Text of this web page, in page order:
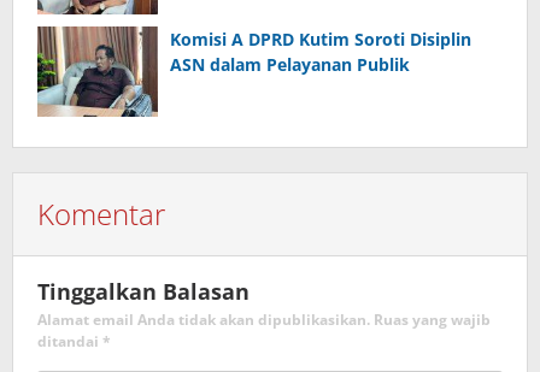
Komisi A DPRD Kutim Soroti Disiplin
ASN dalam Pelayanan Publik
Komentar
Tinggalkan Balasan
Alamat email Anda tidak akan dipublikasikan. Ruas yang wajib
ditandai *